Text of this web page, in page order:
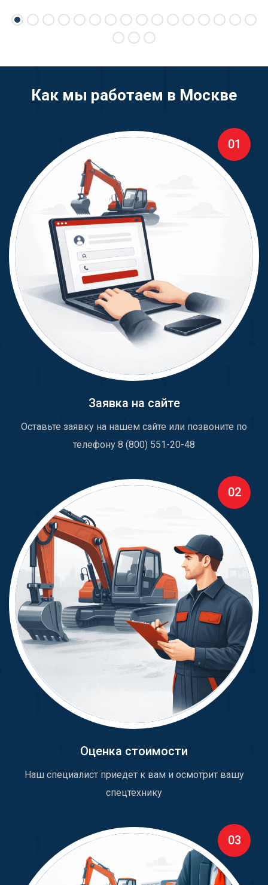
Как мы работаем в Москве
01
Заявка на сайте
Оставьте заявку на нашем сайте или позвоните по
телефону 8 (800) 551-20-48
02
Оценка стоимости
Наш специалист приедет к вам и осмотрит вашу
спецтехнику
03